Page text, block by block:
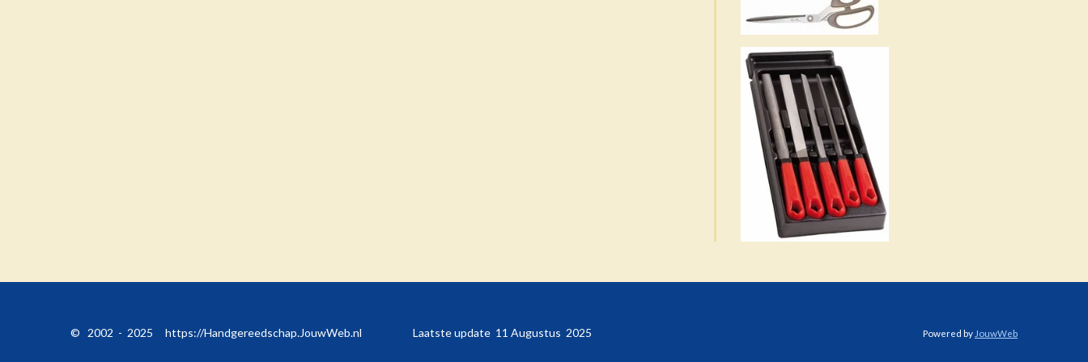
© 2002 - 2025 https://Handgereedschap.JouwWeb.nl Laatste update 11 Augustus 2025 Powered by JouwWeb